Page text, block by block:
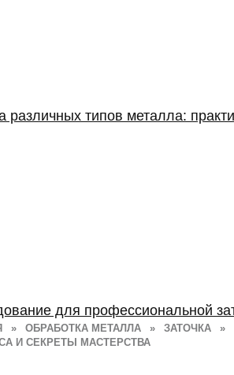
» ОБРАБОТКА МЕТАЛЛА » ЗАТОЧКА »
И СЕКРЕТЫ МАСТЕРСТВА
различных типов металла:
для профессиональной